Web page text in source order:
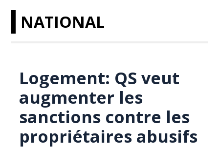
NATIONAL
Logement: QS veut
augmenter les
sanctions contre les
propriétaires abusifs